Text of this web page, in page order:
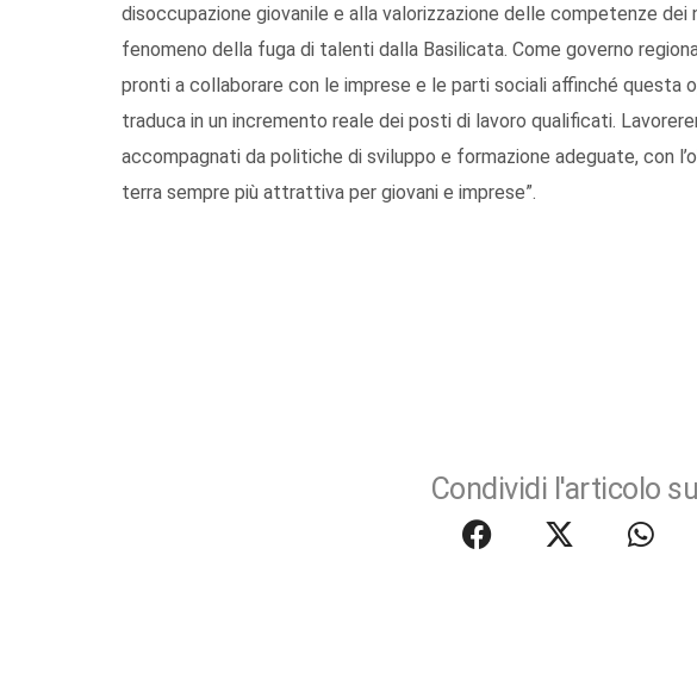
disoccupazione giovanile e alla valorizzazione delle competenze
fenomeno della fuga di talenti dalla Basilicata. Come governo
pronti a collaborare con le imprese e le parti sociali affinché questa
traduca in un incremento reale dei posti di lavoro qualificati.
accompagnati da politiche di sviluppo e formazione adeguate, con
terra sempre più attrattiva per giovani e imprese”.
Condividi l'articolo